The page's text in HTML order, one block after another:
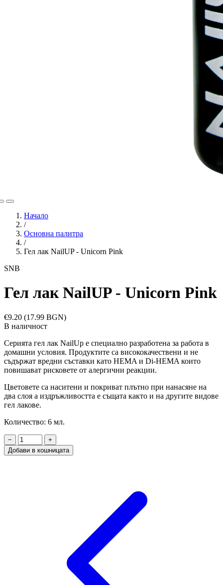
Начало
/
Основна палитра
/
Гел лак NailUP - Unicorn Pink
SNB
Гел лак NailUP - Unicorn Pink
€9.20 (17.99 BGN)
В наличност
Серията гел лак NailUp е специално разработена за работа в
домашни условия. Продуктите са висококачествени и не
съдържат вредни съставки като HEMA и Di-HEMA които
повишават рисковете от алергични реакции.
Цветовете са наситени и покриват плътно при нанасяне на
два слоя а издръжливостта е същата както и на другите видове
гел лакове.
Количество: 6 мл.
−
+
Добави в кошницата